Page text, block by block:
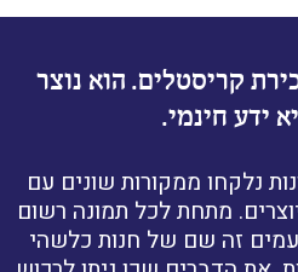
קריסטלים. הוא נוצר
ידע חינמי.
נלקחו ממקורות שונים עם
מתחת לכל תמונה רשום
זה שם של חנות כלשהי